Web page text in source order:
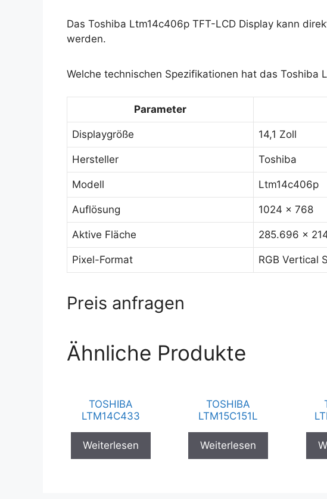
Das Toshiba Ltm14c406p TFT-LCD Display kann
werden.
Welche technischen Spezifikationen hat das Toshiba
Parameter
Displaygröße 14,1 Zoll
Hersteller Toshiba
Modell Ltm14c406p
Auflösung 1024 x 768
Aktive Fläche 285.696 x
Pixel-Format RGB Vertical
Preis anfragen
Ähnliche Produkte
TOSHIBA
LTM14C433
Weiterlesen
TOSHIBA
LTM15C151L
Weiterlesen